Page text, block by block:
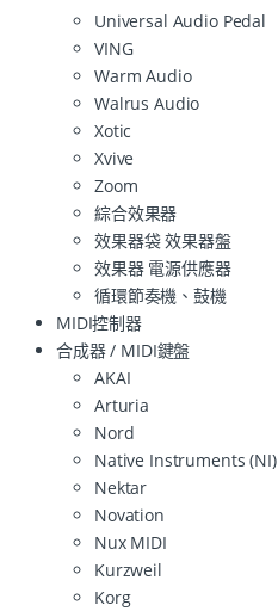
Universal Audio Pedal
VING
Warm Audio
Walrus Audio
Xotic
Xvive
Zoom
綜合效果器
效果器袋 效果器盤
效果器 電源供應器
循環節奏機、鼓機
MIDI控制器
合成器 / MIDI鍵盤
AKAI
Arturia
Nord
Native Instruments (NI)
Nektar
Novation
Nux MIDI
Kurzweil
Korg